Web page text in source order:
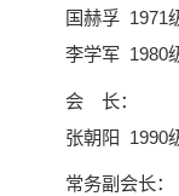
国赫孚 1971级
李学军 1980级
会 长：
张朝阳 1990级
常务副会长：